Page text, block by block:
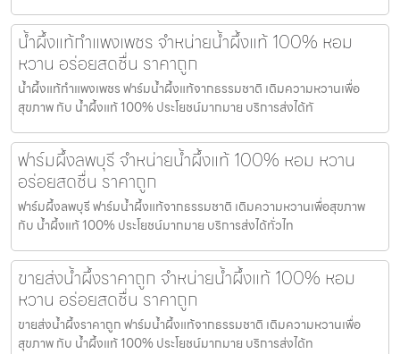
น้ำผึ้งแท้กำแพงเพชร จำหน่ายน้ำผึ้งแท้ 100% หอม
หวาน อร่อยสดชื่น ราคาถูก
น้ำผึ้งแท้กำแพงเพชร ฟาร์มน้ำผึ้งแท้จากธรรมชาติ เติมความหวานเพื่อ
สุขภาพ กับ น้ำผึ้งแท้ 100% ประโยชน์มากมาย บริการส่งได้ทั
ฟาร์มผึ้งลพบุรี จำหน่ายน้ำผึ้งแท้ 100% หอม หวาน
อร่อยสดชื่น ราคาถูก
ฟาร์มผึ้งลพบุรี ฟาร์มน้ำผึ้งแท้จากธรรมชาติ เติมความหวานเพื่อสุขภาพ
กับ น้ำผึ้งแท้ 100% ประโยชน์มากมาย บริการส่งได้ทั่วไท
ขายส่งน้ำผึ้งราคาถูก จำหน่ายน้ำผึ้งแท้ 100% หอม
หวาน อร่อยสดชื่น ราคาถูก
ขายส่งน้ำผึ้งราคาถูก ฟาร์มน้ำผึ้งแท้จากธรรมชาติ เติมความหวานเพื่อ
สุขภาพ กับ น้ำผึ้งแท้ 100% ประโยชน์มากมาย บริการส่งได้ท